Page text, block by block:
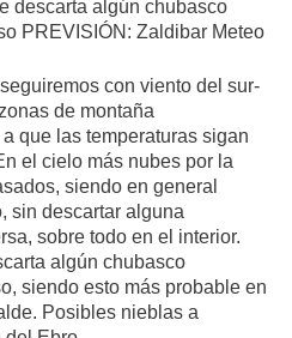
descarta algún chubasco
PREVISIÓN: Zaldibar Meteo
con viento del sur-
de montaña
que las temperaturas sigan
el cielo más nubes por la
siendo en general
sin descartar alguna
sobre todo en el interior.
algún chubasco
siendo esto más probable en
Posibles nieblas a